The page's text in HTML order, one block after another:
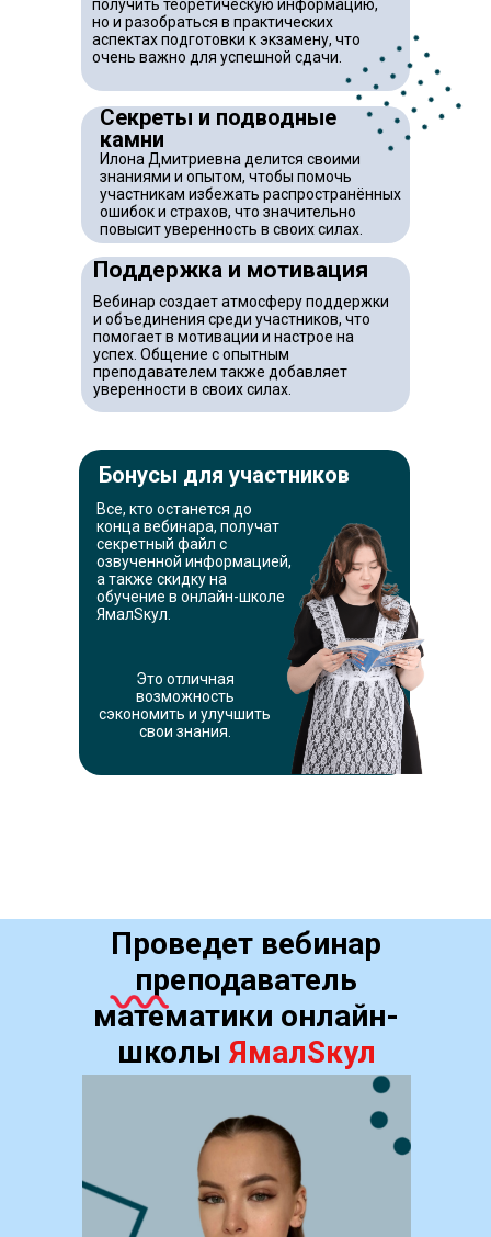
Поддержка и мотивация
Вебинар создает атмосферу поддержки
и объединения среди участников, что
помогает в мотивации и настрое на
успех. Общение с опытным
преподавателем также добавляет
уверенности в своих силах.
получить теоретическую информацию,
но и разобраться в практических
аспектах подготовки к экзамену, что
очень важно для успешной сдачи.
Секреты и подводные
камни
Илона Дмитриевна делится своими
знаниями и опытом, чтобы помочь
участникам избежать распространённых
ошибок и страхов, что значительно
повысит уверенность в своих силах.
Бонусы для участников
Все, кто останется до
конца вебинара, получат
секретный файл с
озвученной информацией,
а также скидку на
обучение в онлайн-школе
ЯмалSкул.
Это отличная
возможность
сэкономить и улучшить
свои знания.
Проведет вебинар
преподаватель
математики онлайн-
школы ЯмалSкул